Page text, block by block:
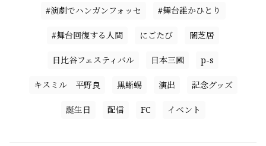
#演劇でハンガンフォッセ #舞台誰かひとり
#舞台回復する人間 にごたび 闇芝居
日比谷フェスティバル 日本三國 p-s
キスミル 平野良 黒蜥蜴 演出 記念グッズ
誕生日 配信 FC イベント